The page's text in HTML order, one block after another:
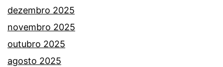
dezembro 2025
novembro 2025
outubro 2025
agosto 2025